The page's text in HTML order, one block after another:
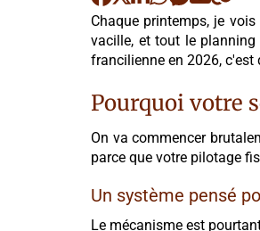
Chaque printemps, je
vacille, et tout le
francilienne en 2026, c'est
Pourquoi votre
On va commencer
parce que votre pilotage
Un système pensé
Le mécanisme est